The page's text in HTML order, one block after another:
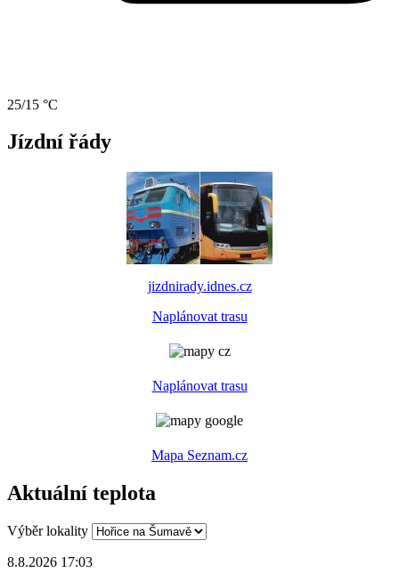
25/15 °C
Jízdní řády
jizdnirady.idnes.cz
Naplánovat trasu
Naplánovat trasu
Mapa Seznam.cz
Aktuální teplota
Výběr lokality
8.8.2026 17:03